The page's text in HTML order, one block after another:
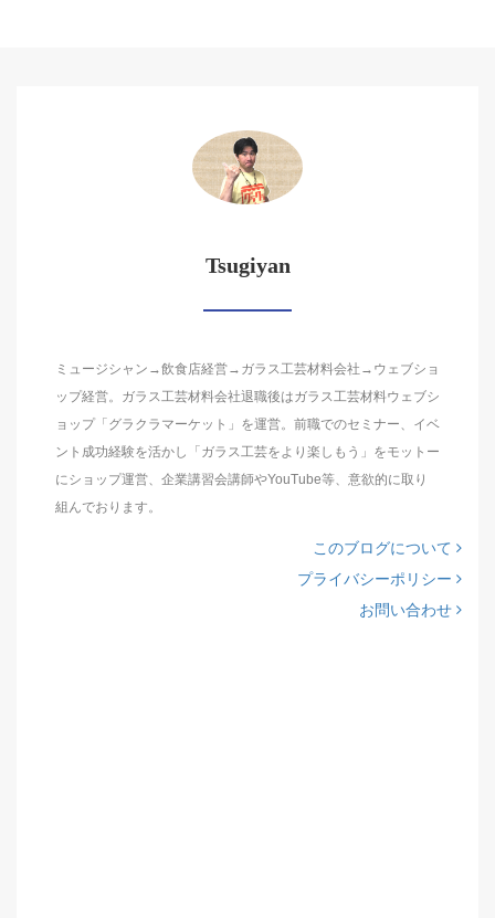
Tsugiyan
ミュージシャン→飲食店経営→ガラス工芸材料会社→ウェブショ
ップ経営。ガラス工芸材料会社退職後はガラス工芸材料ウェブシ
ョップ「グラクラマーケット」を運営。前職でのセミナー、イベ
ント成功経験を活かし「ガラス工芸をより楽しもう」をモットー
にショップ運営、企業講習会講師やYouTube等、意欲的に取り
組んでおります。
このブログについて
プライバシーポリシー
お問い合わせ